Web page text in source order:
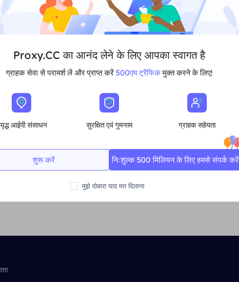
with the same proxy IP as long as you keep sending requests
curl -x USERNAME_area-US_session-123_life-
For more information on your usage statistics, traffic
log in, clicking on "My Account". Click on "My Account" in the
automatically redirected to the "
Dashboard" screen. You can
separately.
पहले का
Proxy.CC का आनंद लेने के लिए आपका स्वागत है
ग्राहक सेवा से परामर्श लें और प्राप्त करें 500एम ट्रैफिकमुक्त करने के लिए!
आईपी संसाधन सुरक्षित एवं गुमनाम ग्राहक सहेयता
शुरू करें निःशुल्क 500 मिलियन के लिए हमसे संपर्क करें
मुझे दोबारा याद मत दिलाना